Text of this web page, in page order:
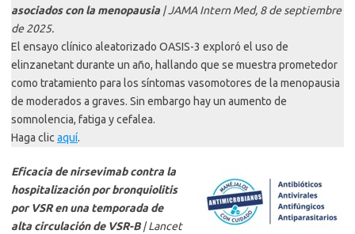
asociados con la menopausia | JAMA Intern Med, 8 de septiembre
de 2025.
El ensayo clínico aleatorizado OASIS-3 exploró el uso de
elinzanetant durante un año, hallando que se muestra prometedor
como tratamiento para los síntomas vasomotores de la menopausia
de moderados a graves. Sin embargo hay un aumento de
somnolencia, fatiga y cefalea.
Haga clic aquí.
Eficacia de nirsevimab contra la
hospitalización por bronquiolitis
por VSR en una temporada de
alta circulación de VSR-B| Lancet